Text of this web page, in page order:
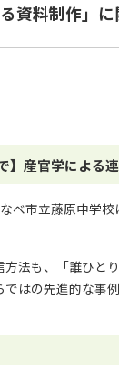
資料制作」
】産官学による
べ市立藤原中学
法も、「誰ひと
はの先進的な事例